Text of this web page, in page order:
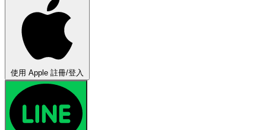
使用 Apple 註冊/登入